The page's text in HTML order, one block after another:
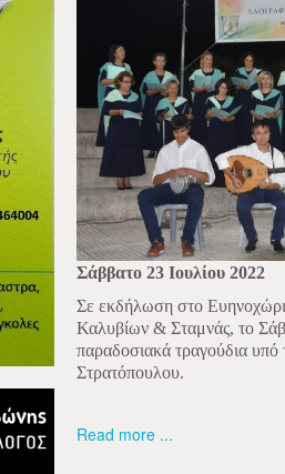
Σάββατο 23 Ιουλίου 2022
Σε εκδήλωση στο
Καλυβίων & Σταμνάς, το
παραδοσιακά τραγούδια
Στρατόπουλου.
Read more ...